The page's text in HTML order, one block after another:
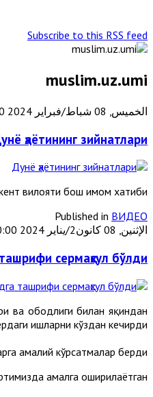
Subscribe to this RSS feed
muslim.uz.umi
الخميس, 08 شباط/فبراير 2024 00:00
ҳаётининг зийнатлари
вилояти бош имом хатиби
Published in ВИДЕО
الإثنين, 08 كانون2/يناير 2024 00:00
сермаҳсул бўлди
ва ободлиги билан яқиндан
ишларни кўздан кечирди.
амалий кўрсатмалар берди.
амалга оширилаётган